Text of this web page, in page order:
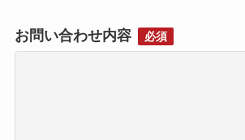
お問い合わせ内容 必須